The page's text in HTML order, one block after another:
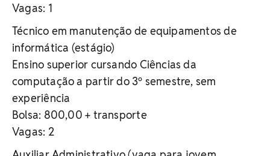
Vagas: 1
Técnico em manutenção de equipamentos de
informática (estágio)
Ensino superior cursando Ciências da
computação a partir do 3º semestre, sem
experiência
Bolsa: 800,00 + transporte
Vagas: 2